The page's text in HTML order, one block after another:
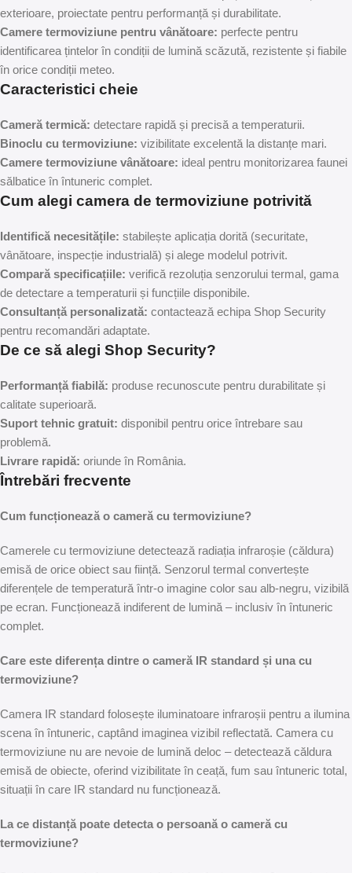
exterioare, proiectate pentru performanță și durabilitate.
Camere termoviziune pentru vânătoare: perfecte pentru
identificarea țintelor în condiții de lumină scăzută, rezistente și fiabile
în orice condiții meteo.
Caracteristici cheie
Cameră termică: detectare rapidă și precisă a temperaturii.
Binoclu cu termoviziune: vizibilitate excelentă la distanțe mari.
Camere termoviziune vânătoare: ideal pentru monitorizarea faunei
sălbatice în întuneric complet.
Cum alegi camera de termoviziune potrivită
Identifică necesitățile: stabilește aplicația dorită (securitate,
vânătoare, inspecție industrială) și alege modelul potrivit.
Compară specificațiile: verifică rezoluția senzorului termal, gama
de detectare a temperaturii și funcțiile disponibile.
Consultanță personalizată: contactează echipa Shop Security
pentru recomandări adaptate.
De ce să alegi Shop Security?
Performanță fiabilă: produse recunoscute pentru durabilitate și
calitate superioară.
Suport tehnic gratuit: disponibil pentru orice întrebare sau
problemă.
Livrare rapidă: oriunde în România.
Întrebări frecvente
Cum funcționează o cameră cu termoviziune?
Camerele cu termoviziune detectează radiația infraroșie (căldura)
emisă de orice obiect sau ființă. Senzorul termal convertește
diferențele de temperatură într-o imagine color sau alb-negru, vizibilă
pe ecran. Funcționează indiferent de lumină – inclusiv în întuneric
complet.
Care este diferența dintre o cameră IR standard și una cu
termoviziune?
Camera IR standard folosește iluminatoare infraroșii pentru a ilumina
scena în întuneric, captând imaginea vizibil reflectată. Camera cu
termoviziune nu are nevoie de lumină deloc – detectează căldura
emisă de obiecte, oferind vizibilitate în ceață, fum sau întuneric total,
situații în care IR standard nu funcționează.
La ce distanță poate detecta o persoană o cameră cu
termoviziune?